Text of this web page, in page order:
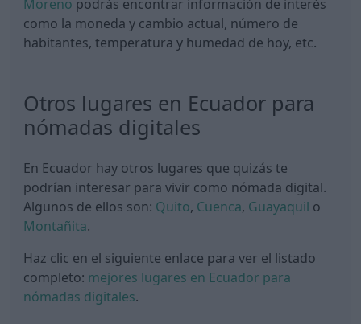
Moreno podrás encontrar información de interés
como la moneda y cambio actual, número de
habitantes, temperatura y humedad de hoy, etc.
Otros lugares en Ecuador para
nómadas digitales
En Ecuador hay otros lugares que quizás te
podrían interesar para vivir como nómada digital.
Algunos de ellos son: Quito, Cuenca, Guayaquil o
Montañita.
Haz clic en el siguiente enlace para ver el listado
completo: mejores lugares en Ecuador para
nómadas digitales.